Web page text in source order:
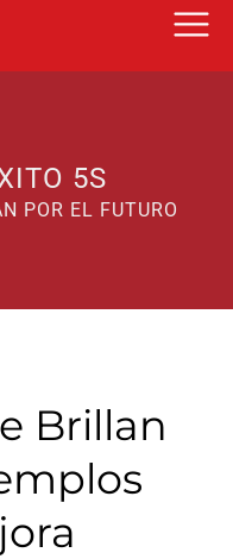
5S
POR EL FUTURO
Brillan